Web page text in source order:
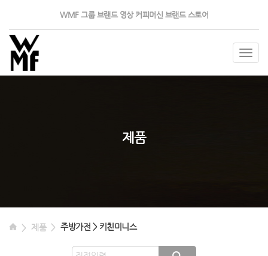
WMF 그룹 브랜드 영상 커피머신 브랜드 스토어
제품
제품 주방가전 > 키친미니스